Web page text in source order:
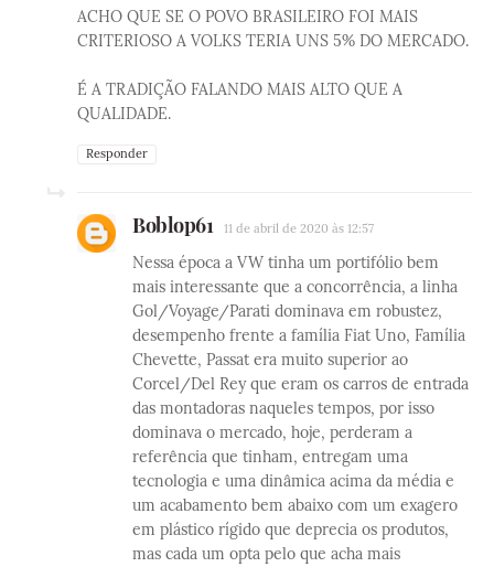
ACHO QUE SE O POVO BRASILEIRO FOI MAIS
CRITERIOSO A VOLKS TERIA UNS 5% DO MERCADO.
É A TRADIÇÃO FALANDO MAIS ALTO QUE A
QUALIDADE.
Responder
Boblop61 11 de abril de 2020 às 12:57
Nessa época a VW tinha um portifólio bem
mais interessante que a concorrência, a linha
Gol/Voyage/Parati dominava em robustez,
desempenho frente a família Fiat Uno, Família
Chevette, Passat era muito superior ao
Corcel/Del Rey que eram os carros de entrada
das montadoras naqueles tempos, por isso
dominava o mercado, hoje, perderam a
referência que tinham, entregam uma
tecnologia e uma dinâmica acima da média e
um acabamento bem abaixo com um exagero
em plástico rígido que deprecia os produtos,
mas cada um opta pelo que acha mais